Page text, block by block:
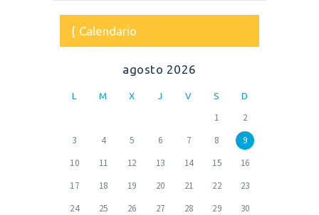
Calendario
agosto 2026
L M X J V S D
1
2
3
4 5 6 7 8
9
10
11 12 13 14 15
16
17
18 19 20 21 22
23
24
25 26 27 28 29
30